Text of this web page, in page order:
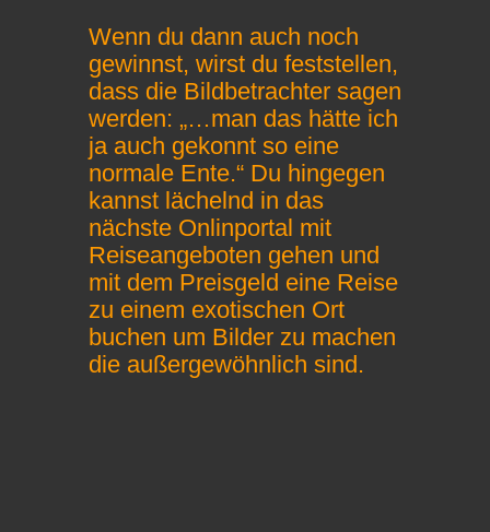
Wenn du dann auch noch
gewinnst, wirst du feststellen,
dass die Bildbetrachter sagen
werden: „…man das hätte ich
ja auch gekonnt so eine
normale Ente.“ Du hingegen
kannst lächelnd in das
nächste Onlinportal mit
Reiseangeboten gehen und
mit dem Preisgeld eine Reise
zu einem exotischen Ort
buchen um Bilder zu machen
die außergewöhnlich sind.